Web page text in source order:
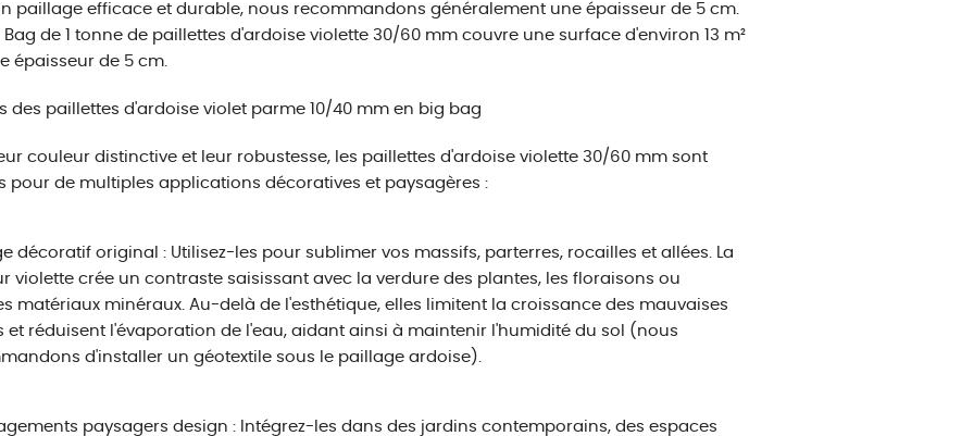
paillage efficace et durable, nous recommandons généralement une épaisseur de 5 cm.
Bag de 1 tonne de paillettes d'ardoise violette 30/60 mm couvre une surface d'environ 13 m²
épaisseur de 5 cm.
des paillettes d'ardoise violet parme 10/40 mm en big bag
couleur distinctive et leur robustesse, les paillettes d'ardoise violette 30/60 mm sont
pour de multiples applications décoratives et paysagères :
décoratif original : Utilisez-les pour sublimer vos massifs, parterres, rocailles et allées. La
violette crée un contraste saisissant avec la verdure des plantes, les floraisons ou
matériaux minéraux. Au-delà de l'esthétique, elles limitent la croissance des mauvaises
et réduisent l'évaporation de l'eau, aidant ainsi à maintenir l'humidité du sol (nous
d'installer un géotextile sous le paillage ardoise).
paysagers design : Intégrez-les dans des jardins contemporains, des espaces